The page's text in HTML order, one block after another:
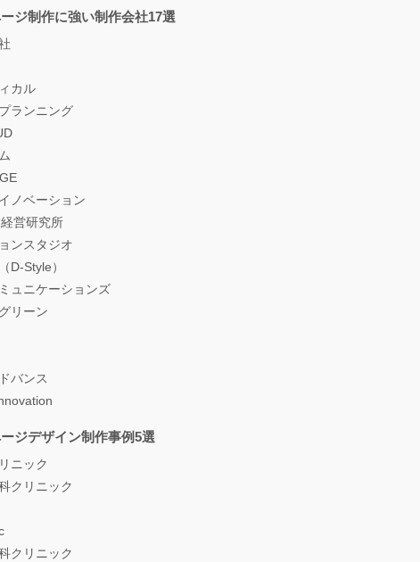
ジ制作に強い制作会社17選
カル
ランニング
ノベーション
営研究所
ンスタジオ
D-Style）
ュニケーションズ
リーン
バンス
ジデザイン制作事例5選
ニック
クリニック
クリニック